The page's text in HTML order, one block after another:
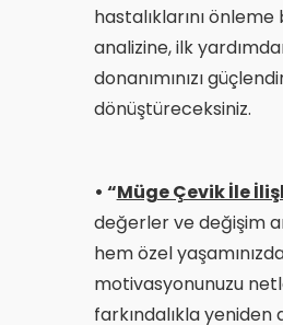
hastalıklarını
analizine, ilk
donanımınızı
dönüştüreceksiniz.
• “Müge Çevik İle
değerler ve değişim
hem özel
motivasyonunuzu
farkındalıkla